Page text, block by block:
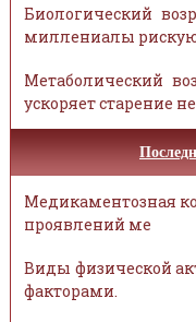
Биологический
миллениалы
Метаболический
ускоряет старение
Медикаментозная
проявлений ме
Виды физической
факторами.